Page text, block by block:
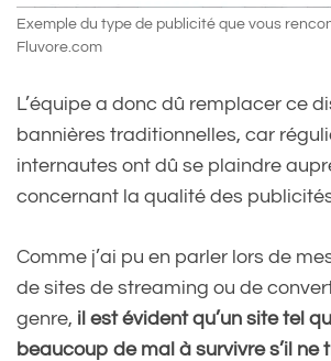
Exemple du type de publicité que vous
Fluvore.com
L’équipe a donc dû remplacer ce
bannières traditionnelles, car
internautes ont dû se plaindre
concernant la qualité des
Comme j’ai pu en parler lors de
de sites de streaming ou de
genre, il est évident qu’un site tel
beaucoup de mal à survivre s’il ne